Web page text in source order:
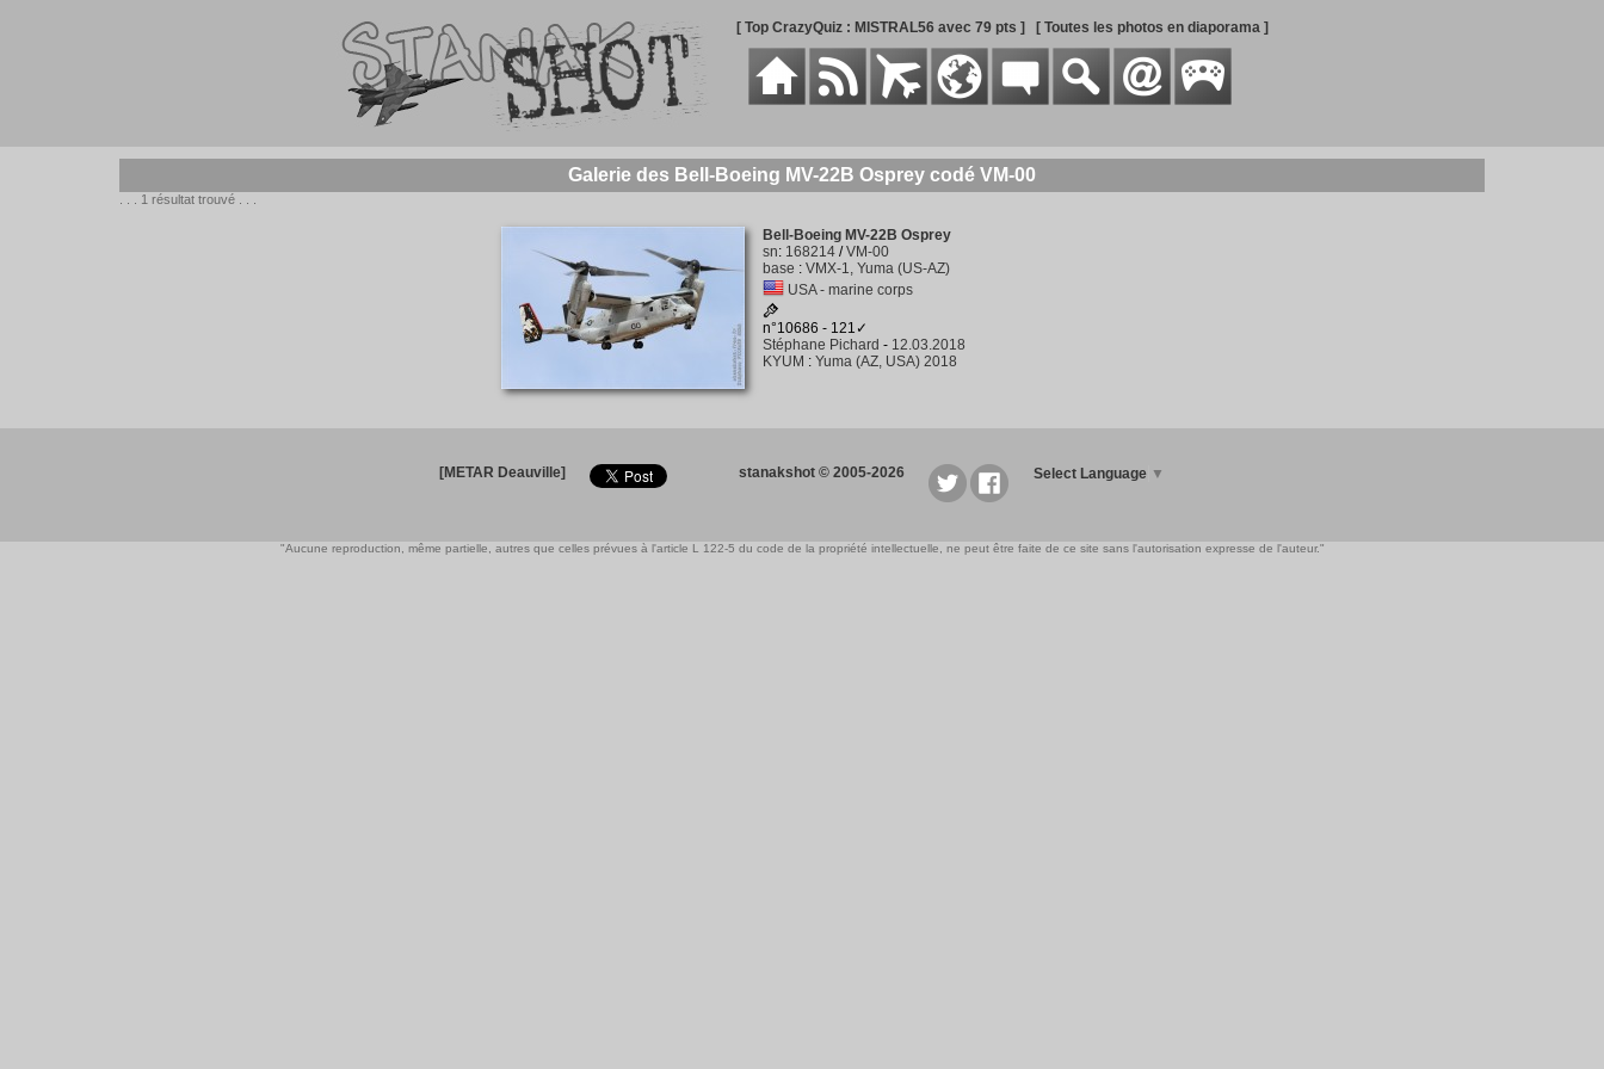
[ Top CrazyQuiz : MISTRAL56 avec 79 pts ] [ Toutes les photos en diaporama ]
Galerie des Bell-Boeing MV-22B Osprey codé VM-00
. . . 1 résultat trouvé . . .
Bell-Boeing MV-22B Osprey
sn: 168214/VM-00
base : VMX-1, Yuma (US-AZ)
USA - marine corps
n°10686 - 121✓
Stéphane Pichard - 12.03.2018
KYUM : Yuma (AZ, USA) 2018
[METAR Deauville] stanakshot © 2005-2026 Select Language ▼
"Aucune reproduction, même partielle, autres que celles prévues à l'article L 122-5 du code de la propriété intellectuelle, ne peut être faite de ce site sans l'autorisation expresse de l'auteur."